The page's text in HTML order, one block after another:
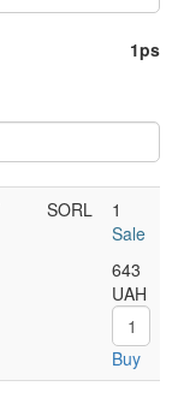
1ps
SORL
1
Sale
643
UAH
Buy